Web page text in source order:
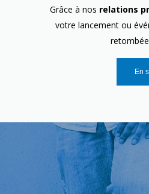
Grâce à nos relations
votre lancement ou
En